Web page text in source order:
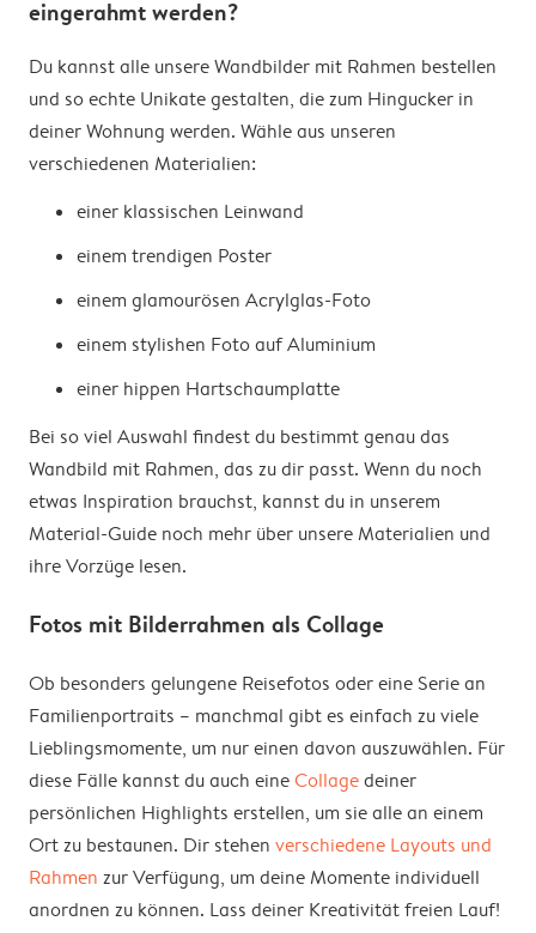
eingerahmt werden?
Du kannst alle unsere Wandbilder mit Rahmen bestellen
und so echte Unikate gestalten, die zum Hingucker in
deiner Wohnung werden. Wähle aus unseren
verschiedenen Materialien:
einer klassischen Leinwand
einem trendigen Poster
einem glamourösen Acrylglas-Foto
einem stylishen Foto auf Aluminium
einer hippen Hartschaumplatte
Bei so viel Auswahl findest du bestimmt genau das
Wandbild mit Rahmen, das zu dir passt. Wenn du noch
etwas Inspiration brauchst, kannst du in unserem
Material-Guide noch mehr über unsere Materialien und
ihre Vorzüge lesen.
Fotos mit Bilderrahmen als Collage
Ob besonders gelungene Reisefotos oder eine Serie an
Familienportraits – manchmal gibt es einfach zu viele
Lieblingsmomente, um nur einen davon auszuwählen. Für
diese Fälle kannst du auch eineCollagedeiner
persönlichen Highlights erstellen, um sie alle an einem
Ort zu bestaunen. Dir stehen verschiedene Layouts und
Rahmen zur Verfügung, um deine Momente individuell
anordnen zu können. Lass deiner Kreativität freien Lauf!